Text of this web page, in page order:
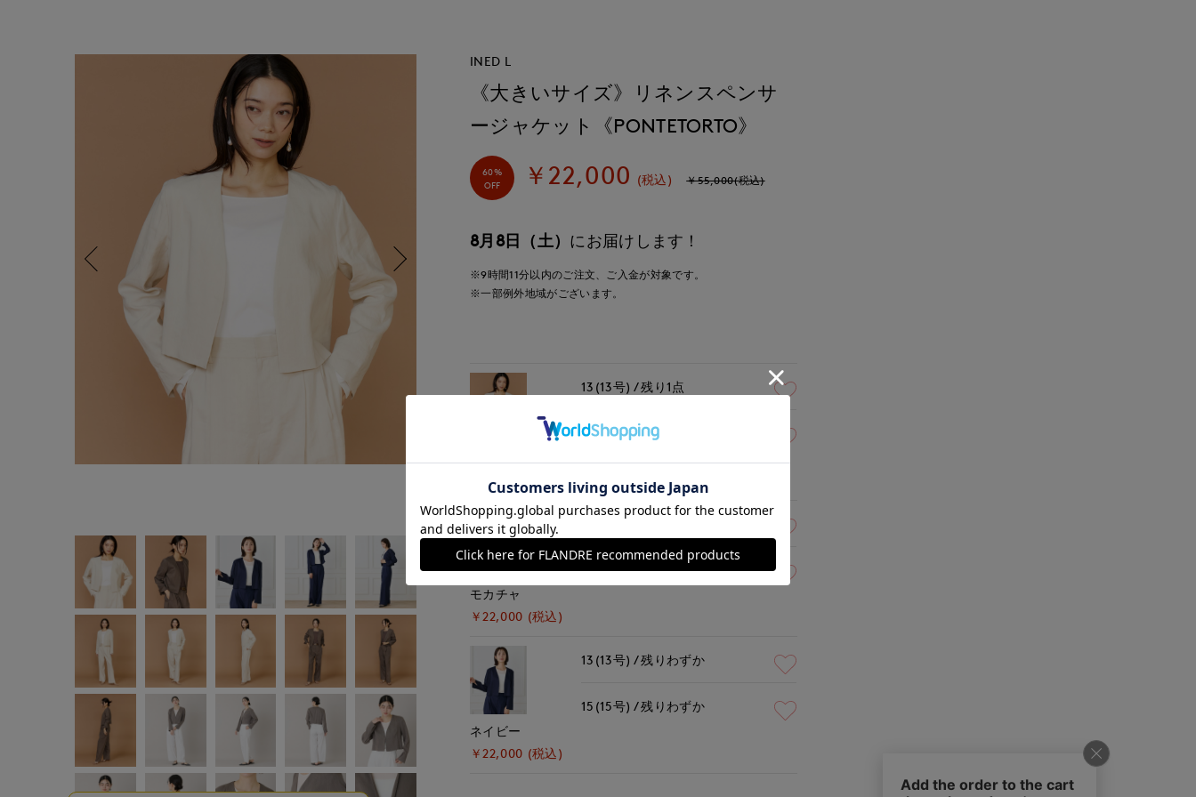
INED L
《大きいサイズ》リネンスペンサ
ージャケット《PONTETORTO》
60%
OFF
￥22,000 (税込) ￥55,000(税込)
8月8日（土） にお届けします！
※9時間11分以内のご注文、ご入金が対象です。
※一部例外地域がございます。
￥22,000 (税込)
13(13号) 残り1点
15(15号) 残りわずか
モカチャ
￥22,000 (税込)
13(13号)
15(15号) 残りわずか
ネイビー
￥22,000 (税込)
13(13号) 残りわずか
15(15号) 残りわずか